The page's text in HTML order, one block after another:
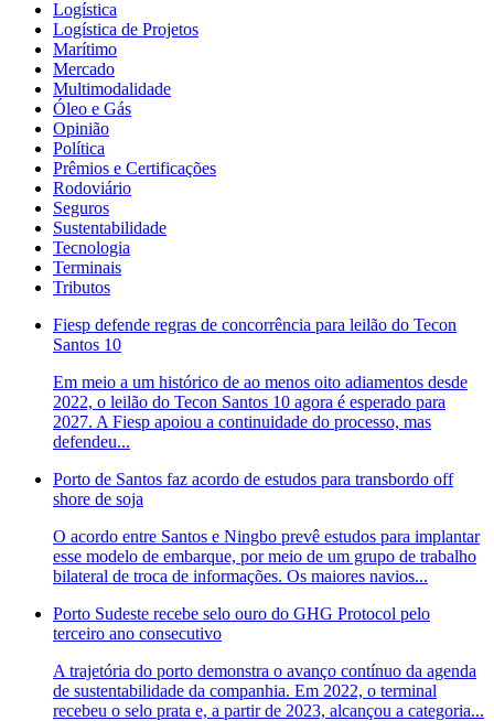
Logística
Logística de Projetos
Marítimo
Mercado
Multimodalidade
Óleo e Gás
Opinião
Política
Prêmios e Certificações
Rodoviário
Seguros
Sustentabilidade
Tecnologia
Terminais
Tributos
Fiesp defende regras de concorrência para leilão do Tecon
Santos 10
Em meio a um histórico de ao menos oito adiamentos desde
2022, o leilão do Tecon Santos 10 agora é esperado para
2027. A Fiesp apoiou a continuidade do processo, mas
defendeu...
Porto de Santos faz acordo de estudos para transbordo off
shore de soja
O acordo entre Santos e Ningbo prevê estudos para implantar
esse modelo de embarque, por meio de um grupo de trabalho
bilateral de troca de informações. Os maiores navios...
Porto Sudeste recebe selo ouro do GHG Protocol pelo
terceiro ano consecutivo
A trajetória do porto demonstra o avanço contínuo da agenda
de sustentabilidade da companhia. Em 2022, o terminal
recebeu o selo prata e, a partir de 2023, alcançou a categoria...